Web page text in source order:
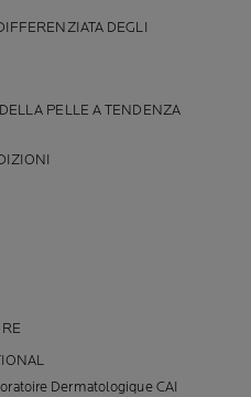
DEGLI
PELLE A TENDENZA
Dermatologique CAI